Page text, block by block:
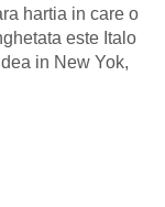
hartia in care o
este Italo
in New Yok,